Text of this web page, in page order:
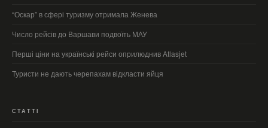
“Оскар” в сфері туризму отримала Женева
Число рейсів до Варшави подвоїть МАУ
Перші ціни на українські рейси оприлюднив Atlasjet
Туристи не дають черепахам відкласти яйця
СТАТТІ